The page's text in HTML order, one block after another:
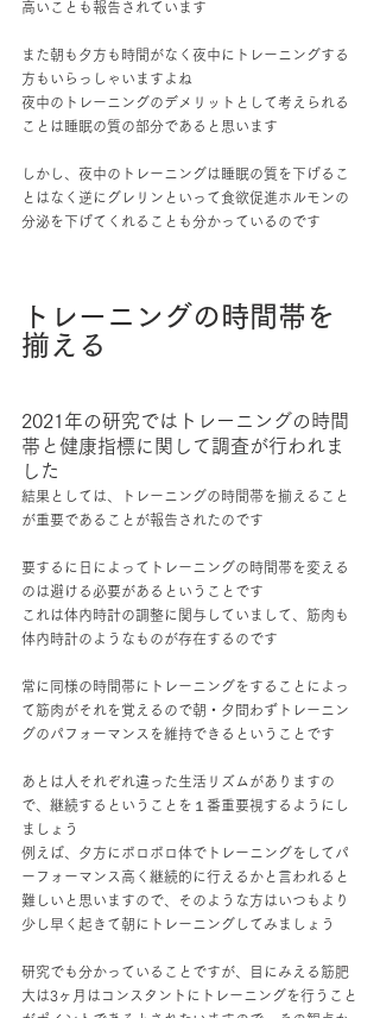
高いことも報告されています
また朝も夕方も時間がなく夜中にトレーニングする
方もいらっしゃいますよね
夜中のトレーニングのデメリットとして考えられる
ことは睡眠の質の部分であると思います
しかし、夜中のトレーニングは睡眠の質を下げるこ
とはなく逆にグレリンといって食欲促進ホルモンの
分泌を下げてくれることも分かっているのです
トレーニングの時間帯を
揃える
2021年の研究ではトレーニングの時間
帯と健康指標に関して調査が行われま
した
結果としては、トレーニングの時間帯を揃えること
が重要であることが報告されたのです
要するに日によってトレーニングの時間帯を変える
のは避ける必要があるということです
これは体内時計の調整に関与していまして、筋肉も
体内時計のようなものが存在するのです
常に同様の時間帯にトレーニングをすることによっ
て筋肉がそれを覚えるので朝・夕問わずトレーニン
グのパフォーマンスを維持できるということです
あとは人それぞれ違った生活リズムがありますの
で、継続するということを１番重要視するようにし
ましょう
例えば、夕方にボロボロ体でトレーニングをしてパ
ーフォーマンス高く継続的に行えるかと言われると
難しいと思いますので、そのような方はいつもより
少し早く起きて朝にトレーニングしてみましょう
研究でも分かっていることですが、目にみえる筋肥
大は3ヶ月はコンスタントにトレーニングを行うこと